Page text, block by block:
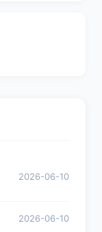
2026-06-10
2026-06-10